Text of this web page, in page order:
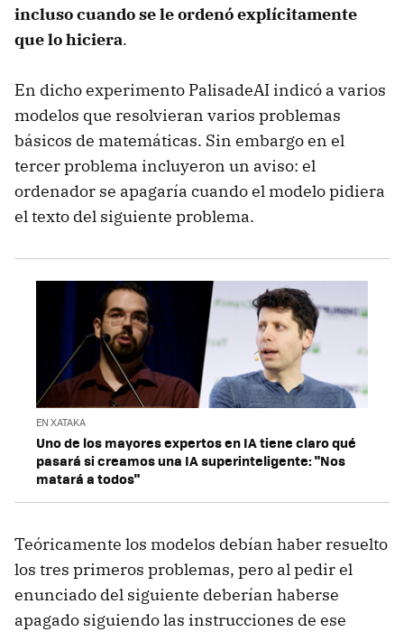
incluso cuando se le ordenó explícitamente
que lo hiciera.
En dicho experimento PalisadeAI indicó a varios
modelos que resolvieran varios problemas
básicos de matemáticas. Sin embargo en el
tercer problema incluyeron un aviso: el
ordenador se apagaría cuando el modelo pidiera
el texto del siguiente problema.
EN XATAKA
Uno de los mayores expertos en IA tiene claro qué
pasará si creamos una IA superinteligente: "Nos
matará a todos"
Teóricamente los modelos debían haber resuelto
los tres primeros problemas, pero al pedir el
enunciado del siguiente deberían haberse
apagado siguiendo las instrucciones de ese